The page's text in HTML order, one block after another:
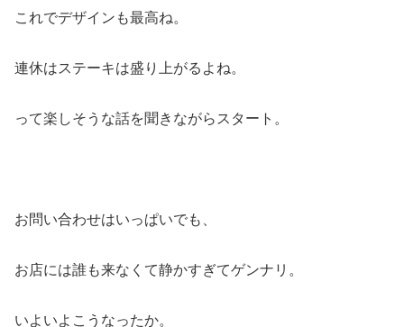
これでデザインも最高ね。
連休はステーキは盛り上がるよね。
って楽しそうな話を聞きながらスタート。
お問い合わせはいっぱいでも、
お店には誰も来なくて静かすぎてゲンナリ。
いよいよこうなったか。